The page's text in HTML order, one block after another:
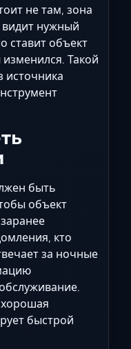
не там, зона
видит нужный
ставит объект
Такой
источника
быть
объект
кто
за ночные
быстрой